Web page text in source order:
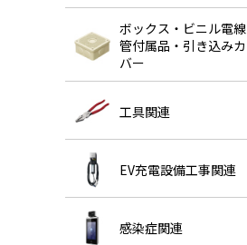
ボックス・ビニル電線
管付属品・引き込みカ
バー
工具関連
EV充電設備工事関連
感染症関連